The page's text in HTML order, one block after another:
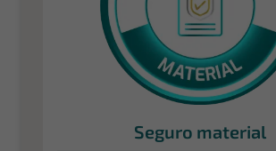
Seguro material